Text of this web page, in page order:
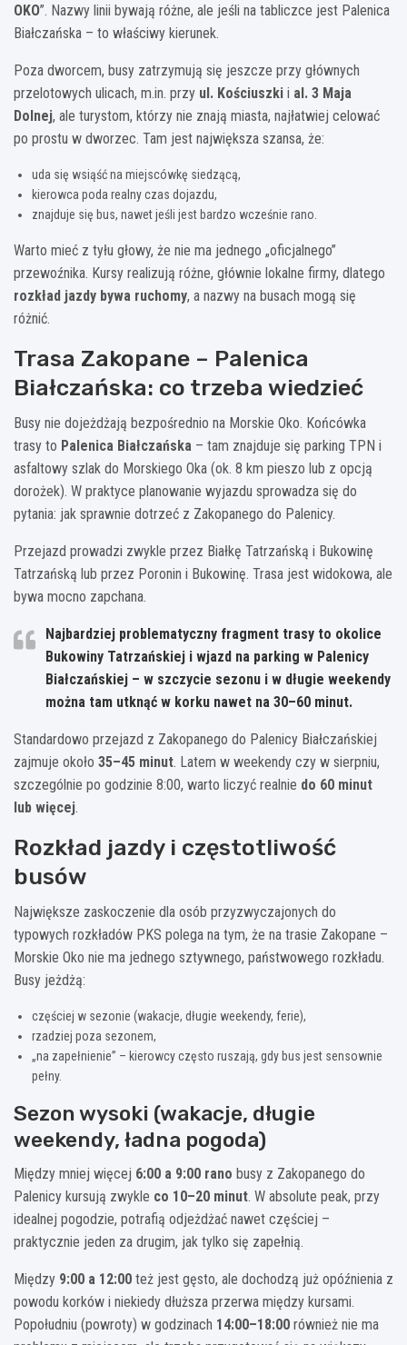
OKO”. Nazwy linii bywają różne, ale jeśli na tabliczce jest Palenica
Białczańska – to właściwy kierunek.
Poza dworcem, busy zatrzymują się jeszcze przy głównych
przelotowych ulicach, m.in. przy ul. Kościuszki i al. 3 Maja
Dolnej, ale turystom, którzy nie znają miasta, najłatwiej celować
po prostu w dworzec. Tam jest największa szansa, że:
uda się wsiąść na miejscówkę siedzącą,
kierowca poda realny czas dojazdu,
znajduje się bus, nawet jeśli jest bardzo wcześnie rano.
Warto mieć z tyłu głowy, że nie ma jednego „oficjalnego”
przewoźnika. Kursy realizują różne, głównie lokalne firmy, dlatego
rozkład jazdy bywa ruchomy, a nazwy na busach mogą się
różnić.
Trasa Zakopane – Palenica
Białczańska: co trzeba wiedzieć
Busy nie dojeżdżają bezpośrednio na Morskie Oko. Końcówka
trasy to Palenica Białczańska – tam znajduje się parking TPN i
asfaltowy szlak do Morskiego Oka (ok. 8 km pieszo lub z opcją
dorożek). W praktyce planowanie wyjazdu sprowadza się do
pytania: jak sprawnie dotrzeć z Zakopanego do Palenicy.
Przejazd prowadzi zwykle przez Białkę Tatrzańską i Bukowinę
Tatrzańską lub przez Poronin i Bukowinę. Trasa jest widokowa, ale
bywa mocno zapchana.
Najbardziej problematyczny fragment trasy to okolice
Bukowiny Tatrzańskiej i wjazd na parking w Palenicy
Białczańskiej – w szczycie sezonu i w długie weekendy
można tam utknąć w korku nawet na 30–60 minut.
Standardowo przejazd z Zakopanego do Palenicy Białczańskiej
zajmuje około 35–45 minut. Latem w weekendy czy w sierpniu,
szczególnie po godzinie 8:00, warto liczyć realnie do 60 minut
lub więcej.
Rozkład jazdy i częstotliwość
busów
Największe zaskoczenie dla osób przyzwyczajonych do
typowych rozkładów PKS polega na tym, że na trasie Zakopane –
Morskie Oko nie ma jednego sztywnego, państwowego rozkładu.
Busy jeżdżą:
częściej w sezonie (wakacje, długie weekendy, ferie),
rzadziej poza sezonem,
„na zapełnienie” – kierowcy często ruszają, gdy bus jest sensownie
pełny.
Sezon wysoki (wakacje, długie
weekendy, ładna pogoda)
Między mniej więcej 6:00 a 9:00 rano busy z Zakopanego do
Palenicy kursują zwykle co 10–20 minut. W absolute peak, przy
idealnej pogodzie, potrafią odjeżdżać nawet częściej –
praktycznie jeden za drugim, jak tylko się zapełnią.
Między 9:00 a 12:00 też jest gęsto, ale dochodzą już opóźnienia z
powodu korków i niekiedy dłuższa przerwa między kursami.
Popołudniu (powroty) w godzinach 14:00–18:00 również nie ma